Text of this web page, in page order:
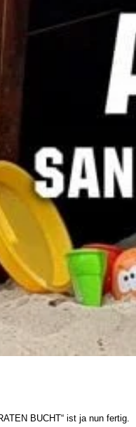
BUCHT“ ist ja nun fertig.